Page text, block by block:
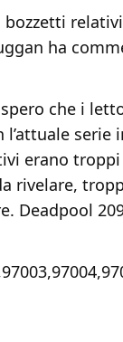
bozzetti
ha
che i
serie
erano troppi
rivelare,
Deadpool